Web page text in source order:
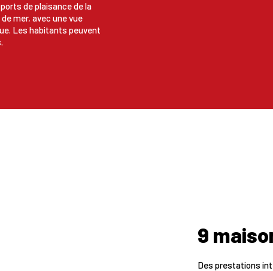
de plaisance de la
mer, avec une vue
Les habitants peuvent
9
Des prestations